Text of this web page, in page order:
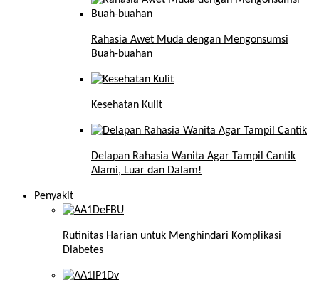
Rahasia Awet Muda dengan Mengonsumsi
Buah-buahan
Kesehatan Kulit
Delapan Rahasia Wanita Agar Tampil Cantik
Alami, Luar dan Dalam!
Penyakit
Rutinitas Harian untuk Menghindari Komplikasi
Diabetes